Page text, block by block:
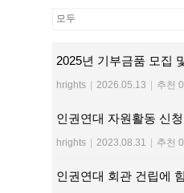
2025년 기부금품 모집
hrights | 2026.05.13 | 추천 0
인권연대 자원활동 신청
hrights | 2023.08.31 | 추천 0
인권연대 회관 건립에